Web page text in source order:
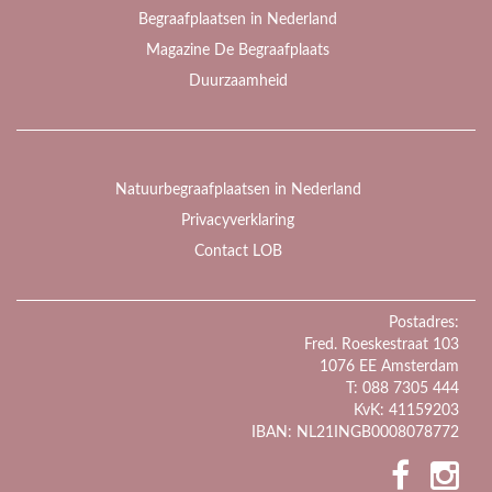
Begraafplaatsen in Nederland
Magazine De Begraafplaats
Duurzaamheid
Natuurbegraafplaatsen in Nederland
Privacyverklaring
Contact LOB
Postadres:
Fred. Roeskestraat 103
1076 EE Amsterdam
T: 088 7305 444
KvK: 41159203
IBAN: NL21INGB0008078772